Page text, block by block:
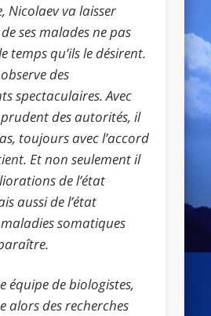
Nicolaev va laisser
ses malades ne pas
temps qu’ils le désirent.
des
spectaculaires. Avec
prudent des autorités, il
toujours avec l’accord
Et non seulement il
de l’état
aussi de l’état
somatiques
équipe de biologistes,
alors des recherches